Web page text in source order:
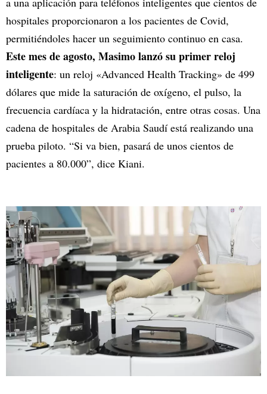
hospitales proporcionaron a los pacientes de Covid,
permitiéndoles hacer un seguimiento continuo en casa.
Este mes de agosto, Masimo lanzó su primer reloj
inteligente: un reloj «Advanced Health Tracking» de 499
dólares que mide la saturación de oxígeno, el pulso, la
frecuencia cardíaca y la hidratación, entre otras cosas. Una
cadena de hospitales de Arabia Saudí está realizando una
prueba piloto. “Si va bien, pasará de unos cientos de
pacientes a 80.000”, dice Kiani.